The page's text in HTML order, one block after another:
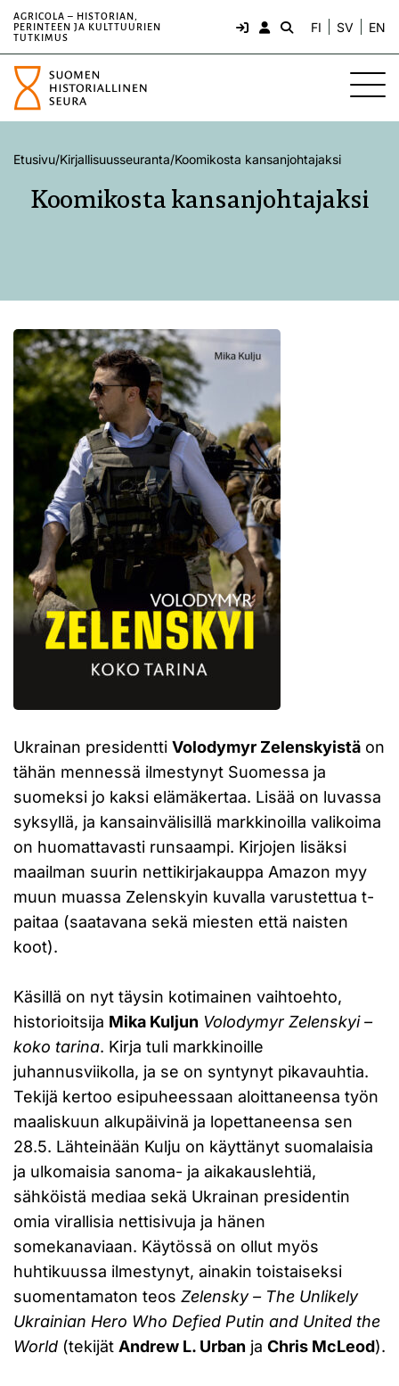
AGRICOLA – HISTORIAN,
PERINTEEN JA KULTTUURIEN
TUTKIMUS
FI SV EN
Etusivu/Kirjallisuusseuranta/Koomikosta kansanjohtajaksi
Koomikosta kansanjohtajaksi
Ukrainan presidentti Volodymyr Zelenskyistä on
tähän mennessä ilmestynyt Suomessa ja
suomeksi jo kaksi elämäkertaa. Lisää on luvassa
syksyllä, ja kansainvälisillä markkinoilla valikoima
on huomattavasti runsaampi. Kirjojen lisäksi
maailman suurin nettikirjakauppa Amazon myy
muun muassa Zelenskyin kuvalla varustettua t-
paitaa (saatavana sekä miesten että naisten
koot).
Käsillä on nyt täysin kotimainen vaihtoehto,
historioitsija Mika Kuljun Volodymyr Zelenskyi –
koko tarina. Kirja tuli markkinoille
juhannusviikolla, ja se on syntynyt pikavauhtia.
Tekijä kertoo esipuheessaan aloittaneensa työn
maaliskuun alkupäivinä ja lopettaneensa sen
28.5. Lähteinään Kulju on käyttänyt suomalaisia
ja ulkomaisia sanoma- ja aikakauslehtiä,
sähköistä mediaa sekä Ukrainan presidentin
omia virallisia nettisivuja ja hänen
somekanaviaan. Käytössä on ollut myös
huhtikuussa ilmestynyt, ainakin toistaiseksi
suomentamaton teos Zelensky – The Unlikely
Ukrainian Hero Who Defied Putin and United the
World (tekijät Andrew L. Urban ja Chris McLeod).